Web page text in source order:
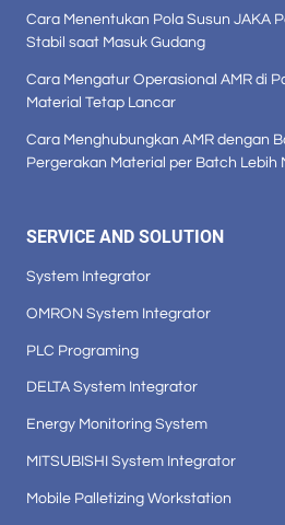
Cara Menentukan Pola Susun JAKA
Stabil saat Masuk Gudang
Cara Mengatur Operasional AMR di
Material Tetap Lancar
Cara Menghubungkan AMR dengan
Pergerakan Material per Batch Lebih
SERVICE AND SOLUTION
System Integrator
OMRON System Integrator
PLC Programing
DELTA System Integrator
Energy Monitoring System
MITSUBISHI System Integrator
Mobile Palletizing Workstation